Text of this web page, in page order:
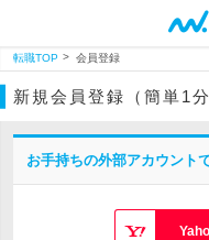
転職TOP 会員登録
新規会員登録（簡単1分
お手持ちの外部アカウント